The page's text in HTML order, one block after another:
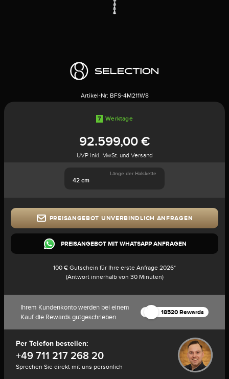
Artikel-Nr: BFS-4M211W8
7 Werktage
92.599,00 €
UVP inkl. MwSt. und Versand
42 cm
Länge der Halskette
PREISANGEBOT UNVERBINDLICH ANFRAGEN
PREISANGEBOT MIT WHATSAPP ANFRAGEN
100 € Gutschein für Ihre erste Anfrage 2026*
(Antwort innerhalb von 30 Minuten)
Ihrem Kundenkonto werden bei einem
Kauf die Rewards gutgeschrieben
18520 Rewards
Per Telefon bestellen:
+49 711 217 268 20
Sprechen Sie direkt mit uns persönlich